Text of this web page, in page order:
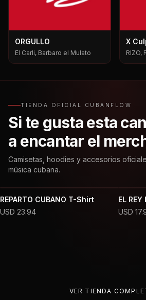
ORGULLO
El Carli, Barbaro el Mulato
X
RIZO,
TIENDA OFICIAL CUBANFLOW
Si te gusta esta
a encantar el
Camisetas, hoodies y accesorios
música cubana.
REPARTO CUBANO T-Shirt
USD 23.94
EL REY
USD
VER TIENDA